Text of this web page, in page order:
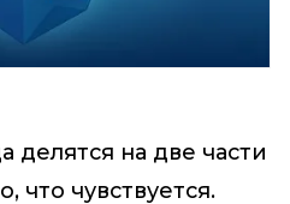
на две части
что чувствуется.